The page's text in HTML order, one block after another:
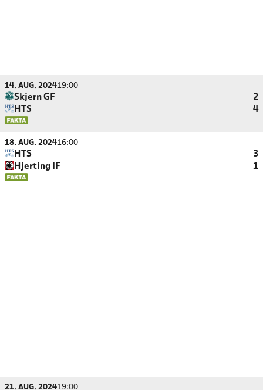
14. AUG. 202419:00
Skjern GF
2
HTS
4
18. AUG. 202416:00
HTS
3
Hjerting IF
1
21. AUG. 202419:00